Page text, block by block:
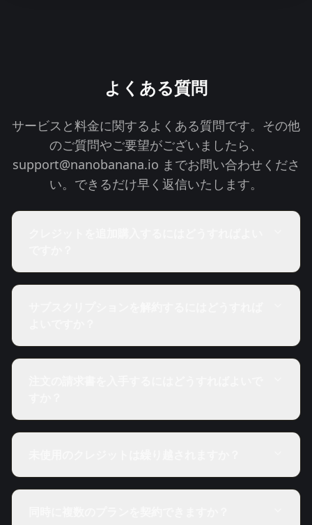
よくある質問
サービスと料金に関するよくある質問です。その他
のご質問やご要望がございましたら、
support@nanobanana.io までお問い合わせくださ
い。できるだけ早く返信いたします。